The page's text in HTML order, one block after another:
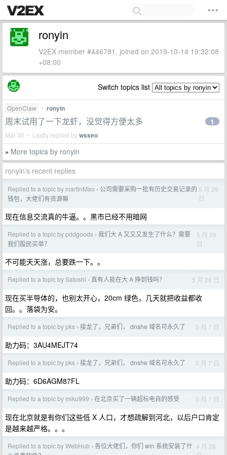
ronyin
V2EX member #446781, joined on 2019-10-14 19:32:08
+08:00
Switch topics list
OpenClaw • ronyin
周末试用了一下龙虾，没觉得方便太多
Mar 30 • Lastly replied bywsseo
1
» More topics by ronyin
ronyin's recent replies
Replied to a topic by martinMao › 公司需要采购一批有历史交易记录的
钱包，大佬们有资源嘛
5 月 29
日
现在信息交流真的牛逼。。黑市已经不用暗网
Replied to a topic by pddgoods › 我们大 A 又又又发生了什么？需要
我们股民买单？
5 月 29
日
不可能天天涨，总要跌一下。。
Replied to a topic by Satoshl › 真有人能在大 A 挣到钱吗？ 5 月 26 日
现在买半导体的，也别太开心，20cm 绿色，几天就把收益都收
回。。落袋为安。
Replied to a topic by pks › 接龙了，兄弟们， dnshe 域名可永久了 5 月 7 日
助力码：3AU4MEJT74
Replied to a topic by pks › 接龙了，兄弟们， dnshe 域名可永久了 5 月 7 日
助力码：6D6AGM87FL
Replied to a topic by miku999 › 在北京买了一辆超标电自的感受 5 月 7 日
现在北京就是有你们这些低 X 人口，才想疏解到河北，以后户口肯定
是越来越严格。。。
Replied to a topic by WebHub › 各位大佬们，你们 win 系统安装了什 4 月 28